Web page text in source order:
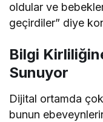
oldular ve
geçirdiler” diye
Bilgi
Sunuyor
Dijital ortamda
bunun